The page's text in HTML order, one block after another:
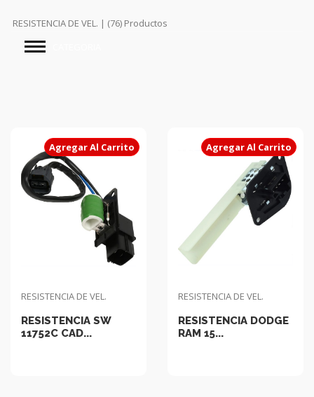
RESISTENCIA DE VEL. | (76) Productos
Agregar Al Carrito
RESISTENCIA DE VEL.
RESISTENCIA SW
11752C CAD...
Agregar Al Carrito
RESISTENCIA DE VEL.
RESISTENCIA DODGE
RAM 15...